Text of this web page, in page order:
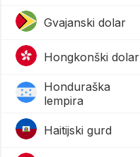
Gvajanski dolar
Hongkonški dolar
Honduraška
lempira
Haitijski gurd